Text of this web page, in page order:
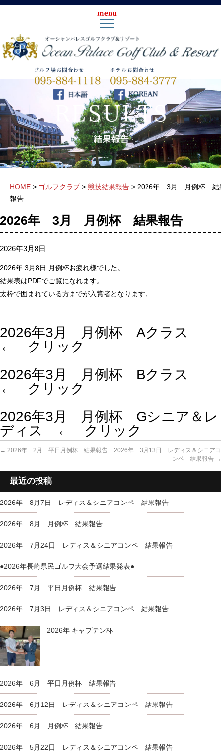
HOME > ゴルフクラブ > 競技結果報告 > 2026年 3月 月例杯 結
報告
2026年 3月 月例杯 結果報告
2026年3月8日
2026年 3月8日 月例杯お疲れ様でした。
結果表はPDFでご覧になれます。
太枠で囲まれている方までが入賞者となります。
2026年3月 月例杯 Aクラス
← クリック
2026年3月 月例杯 Bクラス
← クリック
2026年3月 月例杯 Gシニア＆レ
ディス ← クリック
← 2026年 2月 平日月例杯 結果報告
2026年 3月13日 レディス＆シニアコ
ンペ 結果報告 →
最近の投稿
2026年 8月7日 レディス＆シニアコンペ 結果報告
2026年 8月 月例杯 結果報告
2026年 7月24日 レディス＆シニアコンペ 結果報告
●2026年長崎県民ゴルフ大会予選結果発表●
2026年 7月 平日月例杯 結果報告
2026年 7月3日 レディス＆シニアコンペ 結果報告
2026年 キャプテン杯
2026年 6月 平日月例杯 結果報告
2026年 6月12日 レディス＆シニアコンペ 結果報告
2026年 6月 月例杯 結果報告
2026年 5月22日 レディス＆シニアコンペ 結果報告